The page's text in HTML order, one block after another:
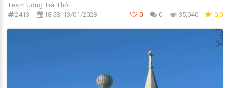
Team Uống Trà Thôi
2413
18:53, 13/01/2023 0 0 35,040 0.0